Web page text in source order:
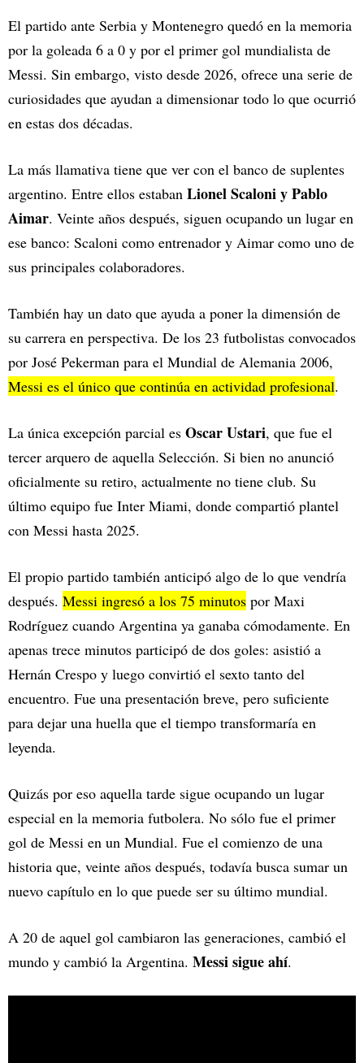
El partido ante Serbia y Montenegro quedó en la memoria
por la goleada 6 a 0 y por el primer gol mundialista de
Messi. Sin embargo, visto desde 2026, ofrece una serie de
curiosidades que ayudan a dimensionar todo lo que ocurrió
en estas dos décadas.
La más llamativa tiene que ver con el banco de suplentes
argentino. Entre ellos estaban Lionel Scaloni y Pablo
Aimar. Veinte años después, siguen ocupando un lugar en
ese banco: Scaloni como entrenador y Aimar como uno de
sus principales colaboradores.
También hay un dato que ayuda a poner la dimensión de
su carrera en perspectiva. De los 23 futbolistas convocados
por José Pekerman para el Mundial de Alemania 2006,
Messi es el único que continúa en actividad profesional.
La única excepción parcial es Oscar Ustari, que fue el
tercer arquero de aquella Selección. Si bien no anunció
oficialmente su retiro, actualmente no tiene club. Su
último equipo fue Inter Miami, donde compartió plantel
con Messi hasta 2025.
El propio partido también anticipó algo de lo que vendría
después. Messi ingresó a los 75 minutos por Maxi
Rodríguez cuando Argentina ya ganaba cómodamente. En
apenas trece minutos participó de dos goles: asistió a
Hernán Crespo y luego convirtió el sexto tanto del
encuentro. Fue una presentación breve, pero suficiente
para dejar una huella que el tiempo transformaría en
leyenda.
Quizás por eso aquella tarde sigue ocupando un lugar
especial en la memoria futbolera. No sólo fue el primer
gol de Messi en un Mundial. Fue el comienzo de una
historia que, veinte años después, todavía busca sumar un
nuevo capítulo en lo que puede ser su último mundial.
A 20 de aquel gol cambiaron las generaciones, cambió el
mundo y cambió la Argentina. Messi sigue ahí.